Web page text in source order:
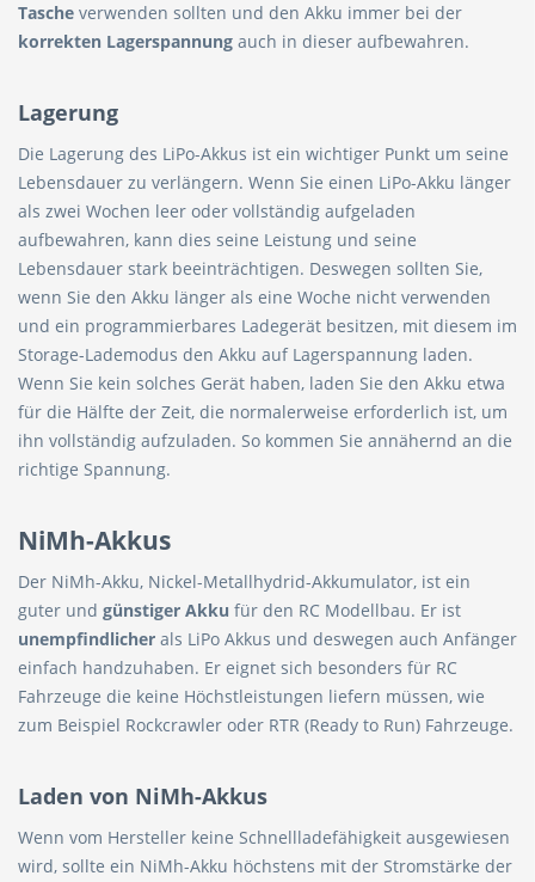
Tasche verwenden sollten und den Akku immer bei der
korrekten Lagerspannung auch in dieser aufbewahren.
Lagerung
Die Lagerung des LiPo-Akkus ist ein wichtiger Punkt um seine
Lebensdauer zu verlängern. Wenn Sie einen LiPo-Akku länger
als zwei Wochen leer oder vollständig aufgeladen
aufbewahren, kann dies seine Leistung und seine
Lebensdauer stark beeinträchtigen. Deswegen sollten Sie,
wenn Sie den Akku länger als eine Woche nicht verwenden
und ein programmierbares Ladegerät besitzen, mit diesem im
Storage-Lademodus den Akku auf Lagerspannung laden.
Wenn Sie kein solches Gerät haben, laden Sie den Akku etwa
für die Hälfte der Zeit, die normalerweise erforderlich ist, um
ihn vollständig aufzuladen. So kommen Sie annähernd an die
richtige Spannung.
NiMh-Akkus
Der NiMh-Akku, Nickel-Metallhydrid-Akkumulator, ist ein
guter und günstiger Akku für den RC Modellbau. Er ist
unempfindlicher als LiPo Akkus und deswegen auch Anfänger
einfach handzuhaben. Er eignet sich besonders für RC
Fahrzeuge die keine Höchstleistungen liefern müssen, wie
zum Beispiel Rockcrawler oder RTR (Ready to Run) Fahrzeuge.
Laden von NiMh-Akkus
Wenn vom Hersteller keine Schnellladefähigkeit ausgewiesen
wird, sollte ein NiMh-Akku höchstens mit der Stromstärke der